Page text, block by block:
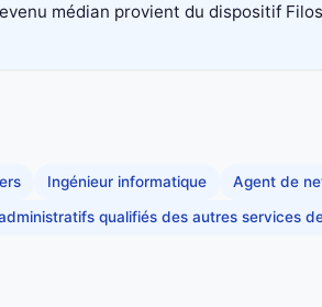
médian provient du dispositif
Ingénieur informatique Agent de
qualifiés des autres services